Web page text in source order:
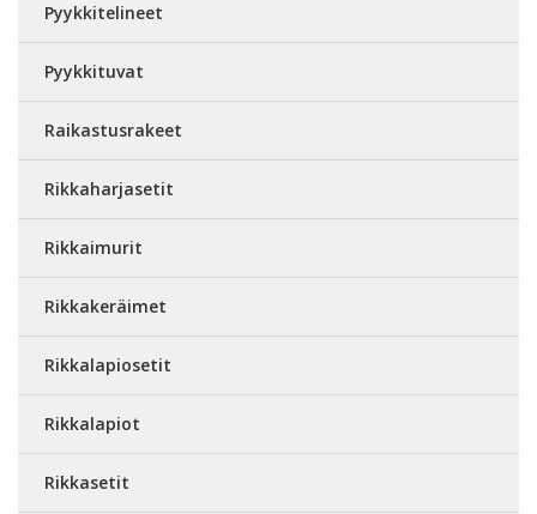
Pyykkitelineet
Pyykkituvat
Raikastusrakeet
Rikkaharjasetit
Rikkaimurit
Rikkakeräimet
Rikkalapiosetit
Rikkalapiot
Rikkasetit